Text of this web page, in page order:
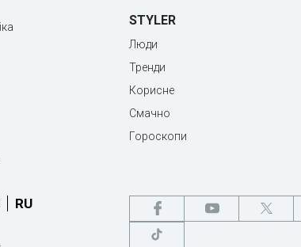
STYLER
Люди
Тренди
Корисне
Смачно
Гороскопи
RU